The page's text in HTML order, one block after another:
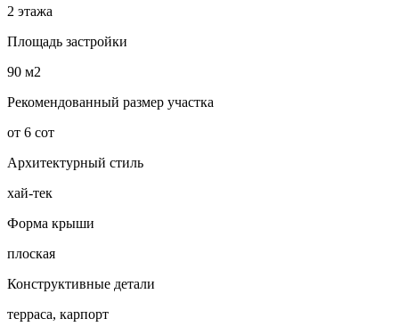
2 этажа
Площадь застройки
90 м2
Рекомендованный размер участка
от 6 сот
Архитектурный стиль
хай-тек
Форма крыши
плоская
Конструктивные детали
терраса, карпорт